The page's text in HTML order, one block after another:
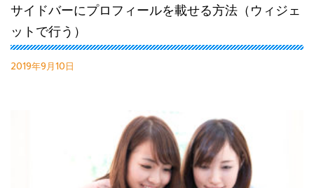
サイドバーにプロフィールを載せる方法（ウィジェ
ットで行う）
2019年9月10日